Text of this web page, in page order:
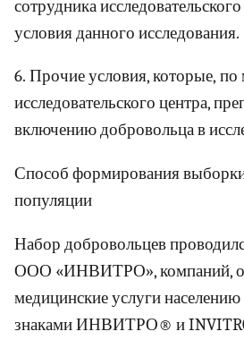
сотрудника
условия данного исследования.
6. Прочие условия, которые,
исследовательского центра,
включению добровольца в
Способ формирования
популяции
Набор добровольцев
ООО «ИНВИТРО», компаний,
медицинские услуги
знаками ИНВИТРО® и